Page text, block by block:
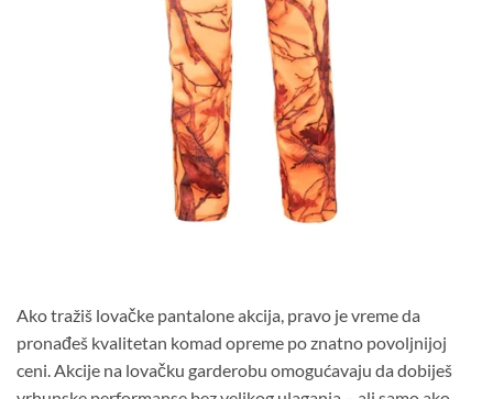
Ako tražiš lovačke pantalone akcija, pravo je vreme da
pronađeš kvalitetan komad opreme po znatno povoljnijoj
ceni. Akcije na lovačku garderobu omogućavaju da dobiješ